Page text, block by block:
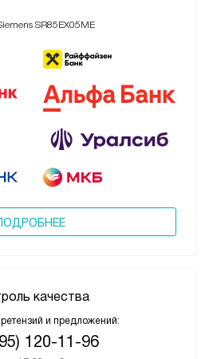
SR85EX05ME
качества
и предложений:
120-11-96